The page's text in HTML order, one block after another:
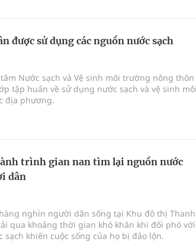
được sử dụng các nguồn nước sạch
Nước sạch và Vệ sinh môi trường nông thôn
tập huấn về sử dụng nước sạch và vệ sinh
địa phương.
trình gian nan tìm lại nguồn nước
dân
nghìn người dân sống tại Khu đô thị Thanh
qua khoảng thời gian khó khăn khi đối phó với
khiến cuộc sống của họ bị đảo lộn.